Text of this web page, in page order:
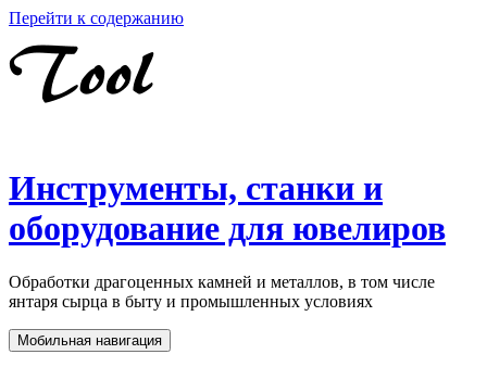
Перейти к содержанию
Инструменты, станки и
оборудование для ювелиров
Обработки драгоценных камней и металлов, в том числе
янтаря сырца в быту и промышленных условиях
Мобильная навигация